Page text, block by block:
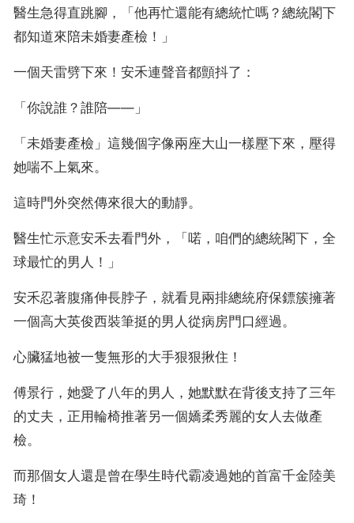
醫生急得直跳腳，「他再忙還能有總統忙嗎？總統閣下
都知道來陪未婚妻產檢！」
一個天雷劈下來！安禾連聲音都顫抖了：
「你說誰？誰陪——」
「未婚妻產檢」這幾個字像兩座大山一樣壓下來，壓得
她喘不上氣來。
這時門外突然傳來很大的動靜。
醫生忙示意安禾去看門外，「喏，咱們的總統閣下，全
球最忙的男人！」
安禾忍著腹痛伸長脖子，就看見兩排總統府保鏢簇擁著
一個高大英俊西裝筆挺的男人從病房門口經過。
心臟猛地被一隻無形的大手狠狠揪住！
傅景行，她愛了八年的男人，她默默在背後支持了三年
的丈夫，正用輪椅推著另一個嬌柔秀麗的女人去做產
檢。
而那個女人還是曾在學生時代霸凌過她的首富千金陸美
琦！